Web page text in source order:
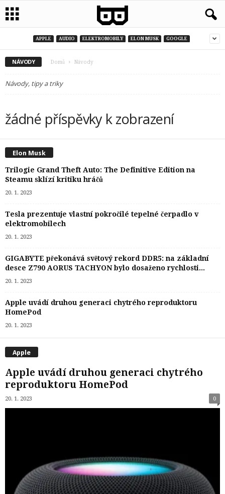
APPLE AUDIO ELEKTROMOBILY ELON MUSK GOOGLE
NÁVODY Domů Návody
Návody, tipy a triky
žádné příspěvky k zobrazení
Elon Musk
Trilogie Grand Theft Auto: The Definitive Edition na
Steamu sklízí kritiku hráčů
20. 1. 2023
Tesla prezentuje vlastní pokročilé tepelné čerpadlo v
elektromobilech
20. 1. 2023
GIGABYTE překonává světový rekord DDR5: na základní
desce Z790 AORUS TACHYON bylo dosaženo rychlosti...
20. 1. 2023
Apple uvádí druhou generaci chytrého reproduktoru
HomePod
20. 1. 2023
Apple
Apple uvádí druhou generaci chytrého
reproduktoru HomePod
20. 1. 2023 0